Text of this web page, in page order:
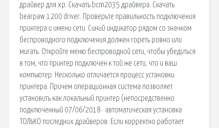
драйвер для xp. Скачать bcm2035 драйвера. Скачать
bearpaw 1200 driver. Проверьте правильность подключения
принтера и имени сети: Синий индикатор рядом со значком
беспроводного подключения должен гореть ровно или
мигать. Откройте меню беспроводной сети, чтобы убедиться
в том, что принтер подключен к той же сети, что и ваш
компьютер. Несколько отличается процесс установки
принтера. Причем операционная система позволяет
установить как локальный принтер (непосредственно
подключенный 07/06/2018 · автоматическая установка
ТОЛЬКО последних драйверов. Если корректно работает